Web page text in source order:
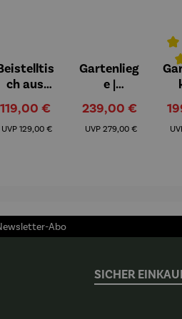
ch aus
3er Set
Verkaufspreis:
119,00 €
UVP Regulärer Preis:
129,00 €
Gartenlieg
e |
Adirondra
ck
Verkaufspreis:
239,00 €
UVP Regulärer Preis:
279,00 €
Abo
SICHER